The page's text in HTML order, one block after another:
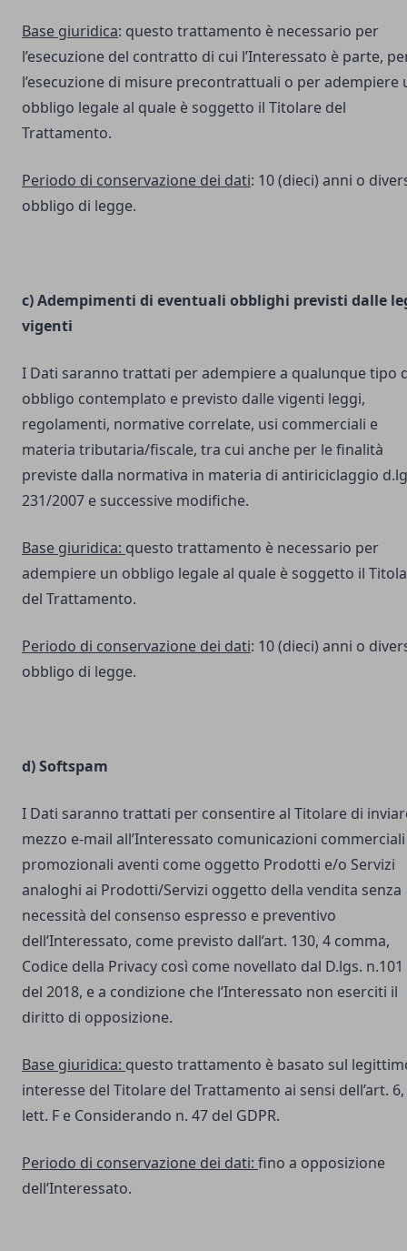
Base giuridica: questo trattamento è necessario per
l’esecuzione del contratto di cui l’Interessato è parte,
l’esecuzione di misure precontrattuali o per adempiere
obbligo legale al quale è soggetto il Titolare del
Trattamento.
Periodo di conservazione dei dati: 10 (dieci) anni o
obbligo di legge.
c) Adempimenti di eventuali obblighi previsti dalle
vigenti
I Dati saranno trattati per adempiere a qualunque tipo
obbligo contemplato e previsto dalle vigenti leggi,
regolamenti, normative correlate, usi commerciali e
materia tributaria/fiscale, tra cui anche per le finalità
previste dalla normativa in materia di antiriciclaggio
231/2007 e successive modifiche.
Base giuridica: questo trattamento è necessario per
adempiere un obbligo legale al quale è soggetto il
del Trattamento.
Periodo di conservazione dei dati: 10 (dieci) anni o
obbligo di legge.
d) Softspam
I Dati saranno trattati per consentire al Titolare di
mezzo e-mail all’Interessato comunicazioni
promozionali aventi come oggetto Prodotti e/o Servizi
analoghi ai Prodotti/Servizi oggetto della vendita senza
necessità del consenso espresso e preventivo
dell’Interessato, come previsto dall’art. 130, 4 comma,
Codice della Privacy così come novellato dal D.lgs. n.101
del 2018, e a condizione che l’Interessato non eserciti il
diritto di opposizione.
Base giuridica: questo trattamento è basato sul
interesse del Titolare del Trattamento ai sensi dell’art. 6,
lett. F e Considerando n. 47 del GDPR.
Periodo di conservazione dei dati: fino a opposizione
dell’Interessato.